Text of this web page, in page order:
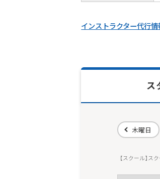
インストラクター代行情
ス
木曜日
スクール ス